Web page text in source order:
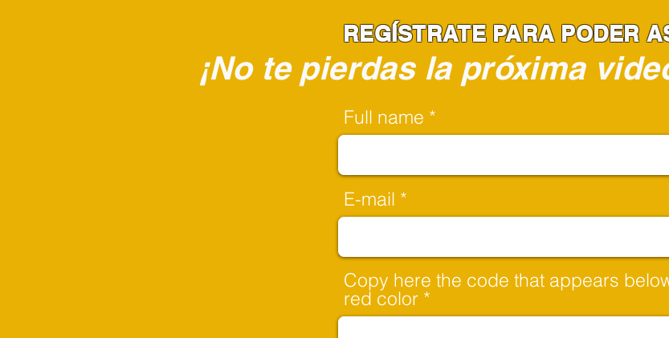
REGÍSTRATE PARA PODER
¡No te pierdas la próxima
Full name
E-mail
Copy here the code that appears
red color